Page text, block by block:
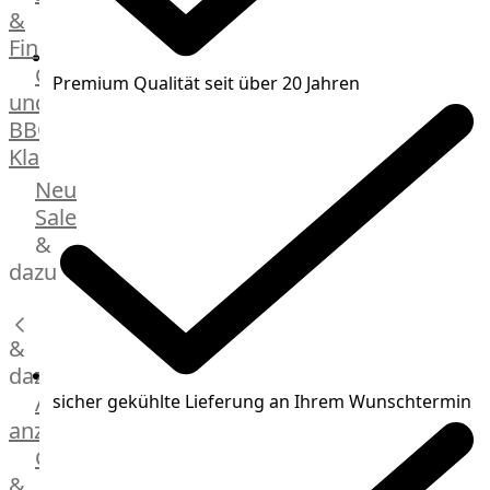
Manufaktur
Bratwurstsets
Toppings
Hackfleisch
Aufschnitt
Schinken
&
Fingerfood
Grill-
und
BBQ-
Klassiker
Beilagen
Brot
Brötchen
Burger
Buns
&
Hot
Dog
Brötchen
Desserts
Neu
Sale
&
dazu
&
dazu
Alle
anzeigen
Gewürze
Premium Qualität seit über 20 Jahren
sicher gekühlte Lieferung an Ihrem Wunschtermin